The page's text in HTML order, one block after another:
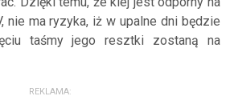
nie ma ryzyka, iż w upalne dni będzie
taśmy jego resztki zostaną na
REKLAMA: